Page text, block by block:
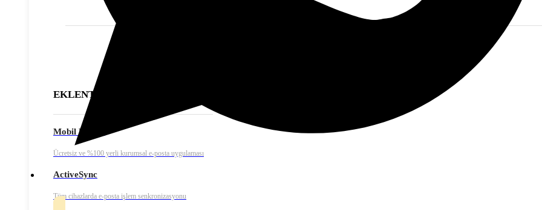
EKLENTİLER
Mobil Erişim
Ücretsiz ve %100 yerli kurumsal e-posta uygulaması
ActiveSync
Tüm cihazlarda e-posta işlem senkronizasyonu